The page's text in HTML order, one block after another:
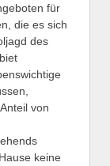
für
die es sich
des
von
keine